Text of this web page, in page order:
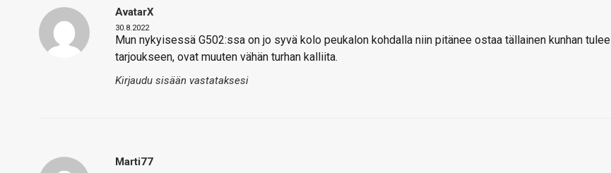
AvatarX
30.8.2022
Mun nykyisessä G502:ssa on jo syvä kolo peukalon kohdalla niin pitänee ostaa tällainen kunhan tulee
tarjoukseen, ovat muuten vähän turhan kalliita.
Kirjaudu sisään vastataksesi
Marti77